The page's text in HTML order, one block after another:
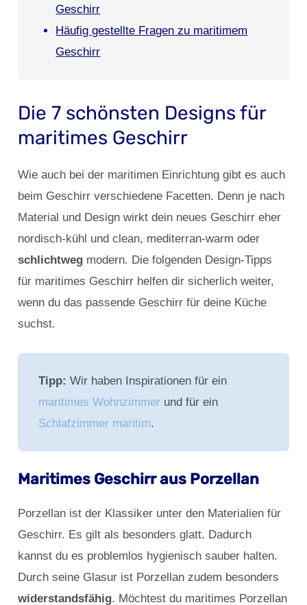
Geschirr
Häufig gestellte Fragen zu maritimem
Geschirr
Die 7 schönsten Designs für
maritimes Geschirr
Wie auch bei der maritimen Einrichtung gibt es auch
beim Geschirr verschiedene Facetten. Denn je nach
Material und Design wirkt dein neues Geschirr eher
nordisch-kühl und clean, mediterran-warm oder
schlichtweg modern. Die folgenden Design-Tipps
für maritimes Geschirr helfen dir sicherlich weiter,
wenn du das passende Geschirr für deine Küche
suchst.
Tipp:Wir haben Inspirationen für ein
maritimes Wohnzimmer und für ein
Schlafzimmer maritim.
Maritimes Geschirr aus Porzellan
Porzellan ist der Klassiker unter den Materialien für
Geschirr. Es gilt als besonders glatt. Dadurch
kannst du es problemlos hygienisch sauber halten.
Durch seine Glasur ist Porzellan zudem besonders
widerstandsfähig. Möchtest du maritimes Porzellan